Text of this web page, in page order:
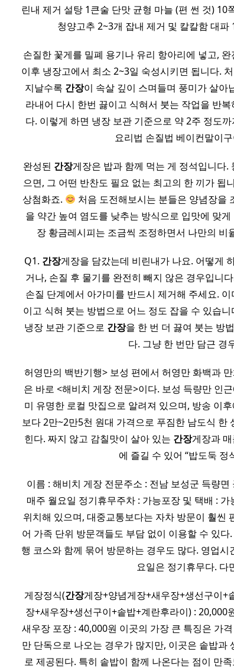
린내 제거 설탕 1큰술 단맛 균형 마늘 (편 썬 것)
청양고추 2~3개 잡내 제거 및 칼칼함 대파
손질한 꽃게를 밀폐 용기나 유리 항아리에 넣고, 완
이후 냉장고에서 최소 2~3일 숙성시키면 됩니다.
지날수록 간장이 속살 깊이 스며들며 풍미가 살아
라내어 다시 한번 끓이고 식혀서 붓는 작업을 반
다. 이렇게 하면 냉장 보관 기준으로 약 2주 정도
요리법 손질법 베이컨말이
완성된 간장게장은 밥과 함께 먹는 게 정석입니다.
으면, 그 어떤 반찬도 필요 없는 최고의 한 끼가 됩
상첨화죠.
처음 도전해보시는 분들은 양념장을
을 약간 높여 염도를 낮추는 방식으로 입맛에 맞
장 황금레시피는 조금씩 조정하면서 나만의
Q1. 간장게장을 담갔는데 비린내가 나요. 어떻게
거나, 손질 후 물기를 완전히 빼지 않은 경우입니
손질 단계에서 아가미를 반드시 제거해 주세요.
이고 식혀 붓는 방법으로 어느 정도 잡을 수 있습니
냉장 보관 기준으로 간장을 한 번 더 끓여 붓는 방
다. 그냥 한 번만 담근 경
허영만의 백반기행> 보성 편에서 허영만 화백과
은 바로 <해비치 게장 전문>이다. 보성 득량만 인
미 유명한 로컬 맛집으로 알려져 있으며, 방송 이
보다 2만~2만5천 원대 가격으로 푸짐한 남도식 한
힌다. 짜지 않고 감칠맛이 살아 있는 간장게장과
에 즐길 수 있어 “밥도둑 정
이름 : 해비치 게장 전문주소 : 전남 보성군 득량
매주 월요일 정기휴무주차 : 가능포장 및 택배 :
위치해 있으며, 대중교통보다는 자차 방문이 훨씬
어 가족 단위 방문객들도 부담 없이 이용할 수 있
행 코스와 함께 묶어 방문하는 경우도 많다. 영업
요일은 정기휴무다. 다
게장정식(간장게장+양념게장+새우장+생선구이+
장+새우장+생선구이+솥밥+계란후라이) : 20,000
새우장 포장 : 40,000원 이곳의 가장 큰 특징은 가
만 단독으로 나오는 경우가 많지만, 이곳은 솥밥과
로 제공된다. 특히 솥밥이 함께 나온다는 점이 만